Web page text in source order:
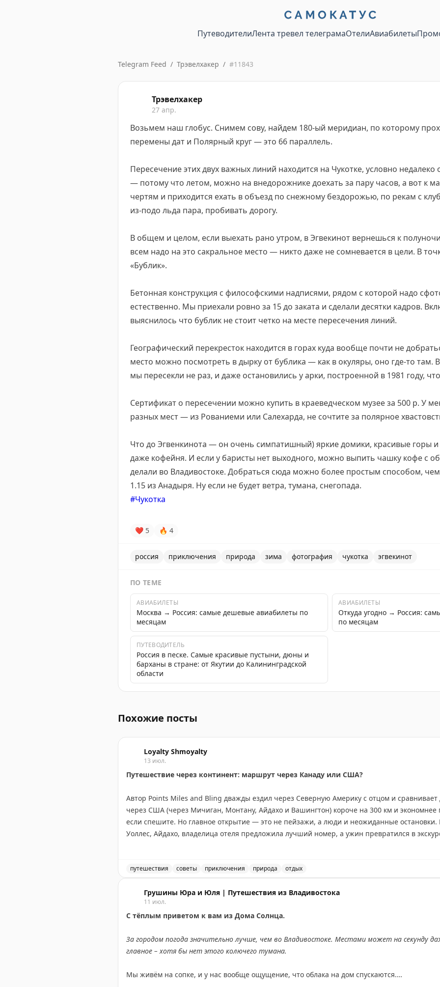
ПутеводителиЛента тревел телеграмаОтелиАвиабилеты
Telegram Feed / Трэвелхакер / #11843
Трэвелхакер
27 апр.
Возьмем наш глобус. Снимем сову, найдем 180-ый меридиан, по которому
перемены дат и Полярный круг — это 66 параллель.
Пересечение этих двух важных линий находится на Чукотке, условно недалеко
— потому что летом, можно на внедорожнике доехать за пару часов, а вот к
чертям и приходится ехать в объезд по снежному бездорожью, по рекам с
из-подо льда пара, пробивать дорогу.
В общем и целом, если выехать рано утром, в Эгвекинот вернешься к
всем надо на это сакральное место — никто даже не сомневается в цели. В
«Бублик».
Бетонная конструкция с философскими надписями, рядом с которой надо
естественно. Мы приехали ровно за 15 до заката и сделали десятки кадров.
выяснилось что бублик не стоит четко на месте пересечения линий.
Географический перекресток находится в горах куда вообще почти не
место можно посмотреть в дырку от бублика — как в окуляры, оно где-то там.
мы пересекли не раз, и даже остановились у арки, построенной в 1981 году,
Сертификат о пересечении можно купить в краеведческом музее за 500 р. У
разных мест — из Рованиеми или Салехарда, не сочтите за полярное
Что до Эгвенкинота — он очень симпатишный) яркие домики, красивые горы и
даже кофейня. И если у баристы нет выходного, можно выпить чашку кофе с
делали во Владивостоке. Добраться сюда можно более простым способом,
1.15 из Анадыря. Ну если не будет ветра, тумана, снегопада.
#Чукотка
❤ 5 🔥 4
россия приключения природа зима фотография чукотка эгвекинот
ПО ТЕМЕ
АВИАБИЛЕТЫ
Москва → Россия: самые дешевые авиабилеты по
месяцам
АВИАБИЛЕТЫ
Откуда угодно → Россия:
по месяцам
ПУТЕВОДИТЕЛЬ
Россия в песке. Самые красивые пустыни, дюны и
барханы в стране: от Якутии до Калининградской
области
Похожие посты
Loyalty Shmoyalty
13 июл.
Путешествие через континент: маршрут через Канаду или США?
Автор Points Miles and Bling дважды ездил через Северную Америку с отцом и
через США (через Мичиган, Монтану, Айдахо и Вашингтон) короче на 300 км и экономнее
если спешите. Но главное открытие — это не пейзажи, а люди и неожиданные остановки.
Уоллес, Айдахо, владелица отеля предложила лучший номер, а ужин превратился в
посетив малые города вроде Вавы или Муз-Джо. Если спешите — США справедливо
оставить место для неожиданных открытий.
Points Miles and Bling
путешествия советы приключения природа отдых
Грушины Юра и Юля | Путешествия из Владивостока
11 июл.
С тёплым приветом к вам из Дома Солнца.
За городом погода значительно лучше, чем во Владивостоке. Местами может на секунду
главное – хотя бы нет этого колючего тумана.
Мы живём на сопке, и у нас вообще ощущение, что облака на дом спускаются.